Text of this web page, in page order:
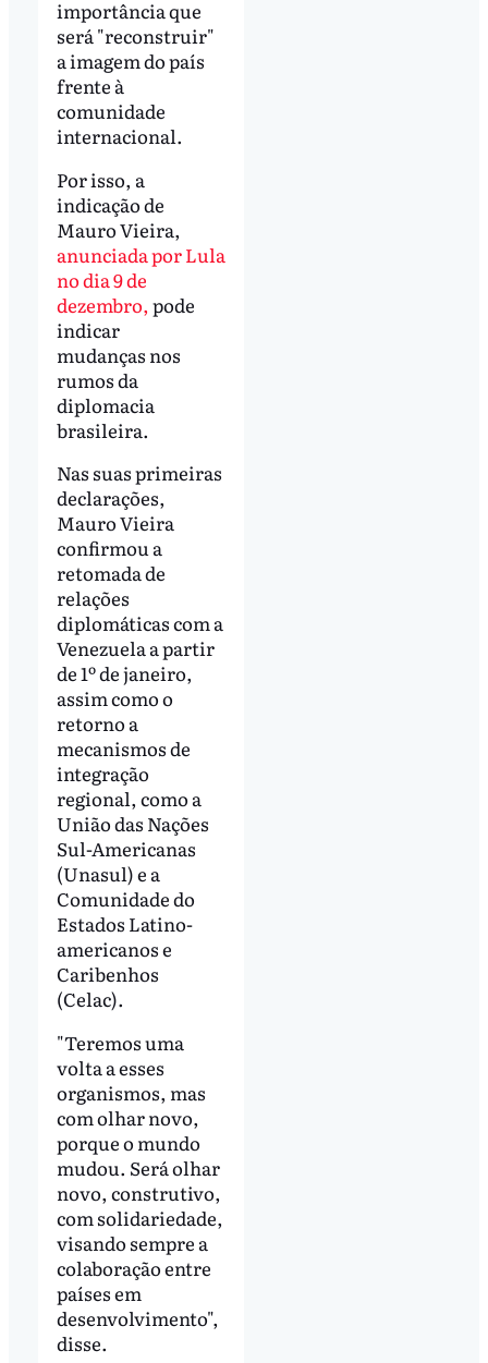
importância que
será "reconstruir"
a imagem do país
frente à
comunidade
internacional.
Por isso, a
indicação de
Mauro Vieira,
anunciada por Lula
no dia 9 de
dezembro, pode
indicar
mudanças nos
rumos da
diplomacia
brasileira.
Nas suas primeiras
declarações,
Mauro Vieira
confirmou a
retomada de
relações
diplomáticas com a
Venezuela a partir
de 1º de janeiro,
assim como o
retorno a
mecanismos de
integração
regional, como a
União das Nações
Sul-Americanas
(Unasul) e a
Comunidade do
Estados Latino-
americanos e
Caribenhos
(Celac).
"Teremos uma
volta a esses
organismos, mas
com olhar novo,
porque o mundo
mudou. Será olhar
novo, construtivo,
com solidariedade,
visando sempre a
colaboração entre
países em
desenvolvimento",
disse.